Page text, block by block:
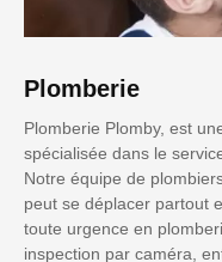
Plomberie
Plomberie Plomby, est
spécialisée dans le
Notre équipe de
peut se déplacer partout
toute urgence en
inspection par caméra,